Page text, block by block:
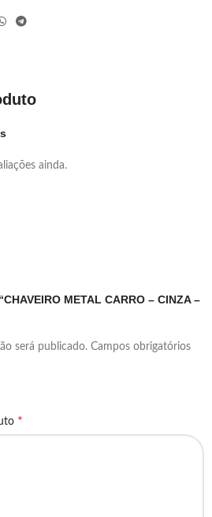
ainda.
METAL CARRO – CINZA –
será publicado. Campos obrigatórios
*